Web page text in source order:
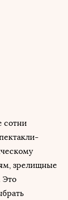
сотни
зрелищные
Это